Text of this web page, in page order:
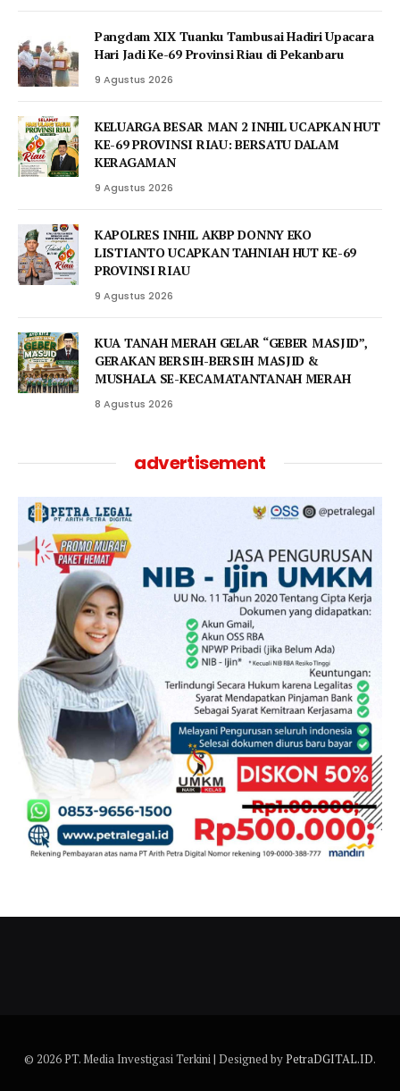
Pangdam XIX Tuanku Tambusai Hadiri Upacara
Hari Jadi Ke-69 Provinsi Riau di Pekanbaru
9 Agustus 2026
KELUARGA BESAR MAN 2 INHIL UCAPKAN HUT
KE-69 PROVINSI RIAU: BERSATU DALAM
KERAGAMAN
9 Agustus 2026
KAPOLRES INHIL AKBP DONNY EKO
LISTIANTO UCAPKAN TAHNIAH HUT KE-69
PROVINSI RIAU
9 Agustus 2026
KUA TANAH MERAH GELAR “GEBER MASJID”,
GERAKAN BERSIH-BERSIH MASJID &
MUSHALA SE-KECAMATANTANAH MERAH
8 Agustus 2026
advertisement
© 2026 PT. Media Investigasi Terkini | Designed byPetraDGITAL.ID.